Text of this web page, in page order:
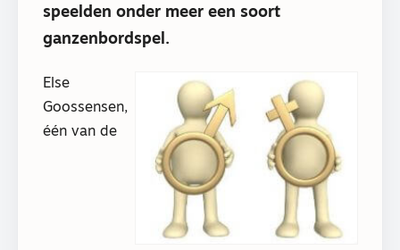
speelden onder meer een soort
ganzenbordspel.
Else
Goossensen,
één van de